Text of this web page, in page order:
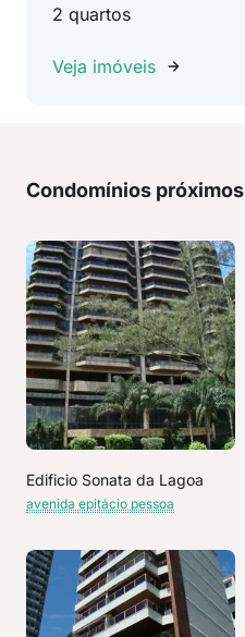
2 quartos
Veja imóveis
Condomínios próximos
Edificio Sonata da Lagoa
avenida epitácio pessoa